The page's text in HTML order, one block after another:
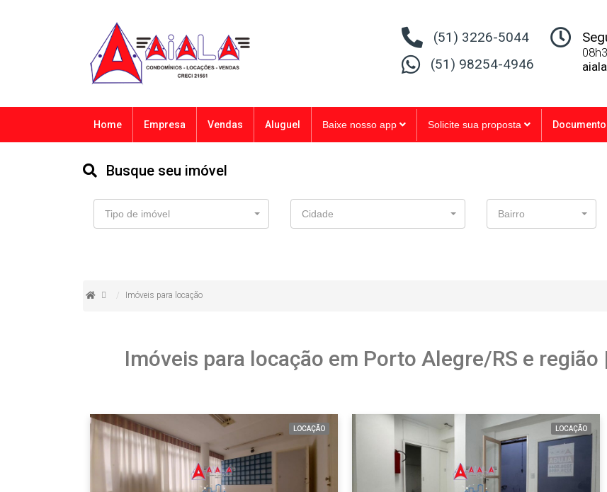
(51) 3226-5044
(51) 98254-4946
Home Empresa Vendas Aluguel Baixe nosso app Solicite sua proposta
Busque seu imóvel
Tipo de imóvel Cidade Bairro
Imóveis para locação
Imóveis para locação em Porto Alegre/RS e
LOCAÇÃO LOCAÇÃO